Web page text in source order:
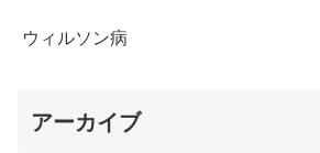
ウィルソン病
アーカイブ